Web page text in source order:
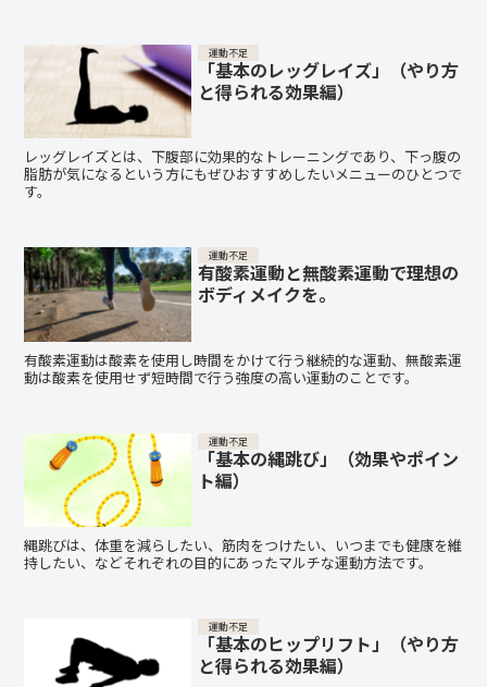
運動不足
「基本のレッグレイズ」（やり方
と得られる効果編）
レッグレイズとは、下腹部に効果的なトレーニングであり、下っ腹の
脂肪が気になるという方にもぜひおすすめしたいメニューのひとつで
す。
運動不足
有酸素運動と無酸素運動で理想の
ボディメイクを。
有酸素運動は酸素を使用し時間をかけて行う継続的な運動、無酸素運
動は酸素を使用せず短時間で行う強度の高い運動のことです。
運動不足
「基本の縄跳び」（効果やポイン
ト編）
縄跳びは、体重を減らしたい、筋肉をつけたい、いつまでも健康を維
持したい、などそれぞれの目的にあったマルチな運動方法です。
運動不足
「基本のヒップリフト」（やり方
と得られる効果編）